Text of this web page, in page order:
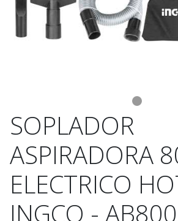
SOPLADOR
ASPIRADORA
ELECTRICO
INGCO -